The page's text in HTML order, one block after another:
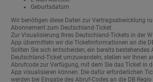
Geburtsdatum
Wir benötigen diese Daten zur Vertragsabwicklung
Abonnement zum Deutschland-Ticket.
Zur Visualisierung Ihres Deutschland-Tickets in der
App übermitteln wir die Ticketinformationen an die
Sollten Sie sich entscheiden, ein bereits bestehendes
Deutschland-Ticket umzuwandeln, stellen wir Ihnen
Abrufcode zur Verfügung, mit dem Sie das Ticket in
App visualisieren können. Die dafür erforderlichen
werden bei Eingabe des Abruf-Codes an die DB